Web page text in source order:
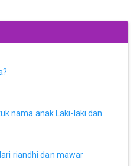
nama anak Laki-laki dan
riandhi dan mawar